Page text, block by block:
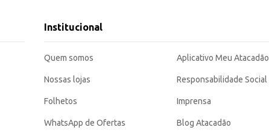
Institucional
Quem somos
Nossas lojas
Folhetos
WhatsApp de Ofertas
Aplicativo Meu Atacadão
Responsabilidade Social
Imprensa
Blog Atacadão